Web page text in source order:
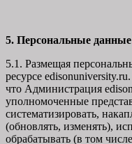
5. Персональные данные
5.1. Размещая
ресурсе
что Администрация
уполномоченные
систематизировать,
(обновлять, изменять),
обрабатывать (в том